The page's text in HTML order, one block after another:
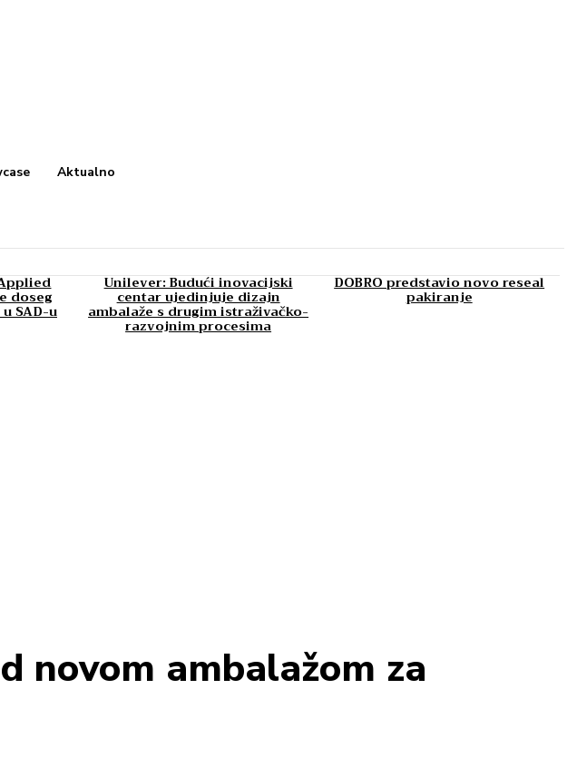
Aktualno
doseg
SAD-u
Unilever: Budući inovacijski
centar ujedinjuje dizajn
ambalaže s drugim istraživačko-
razvojnim procesima
DOBRO predstavio novo reseal
pakiranje
novom ambalažom za